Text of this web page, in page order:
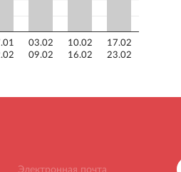
03.02
09.02
10.02
16.02
17.02
23.02